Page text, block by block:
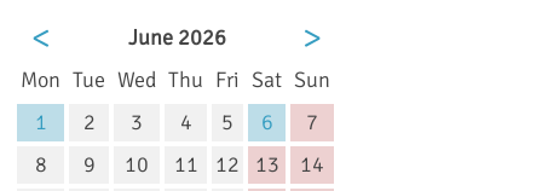
< June 2026 >
Mon day
Tue sday
Wed nesday
Thu rsday
Fri day
Saturday
Sun
1
2 3 4 5 6
7
8
9 10 11 12 13
14